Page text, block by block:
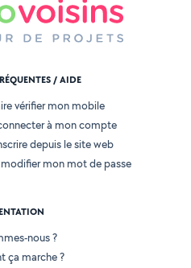
/ AIDE
vérifier mon mobile
à mon compte
depuis le site web
mon mot de passe
nous ?
ça marche ?